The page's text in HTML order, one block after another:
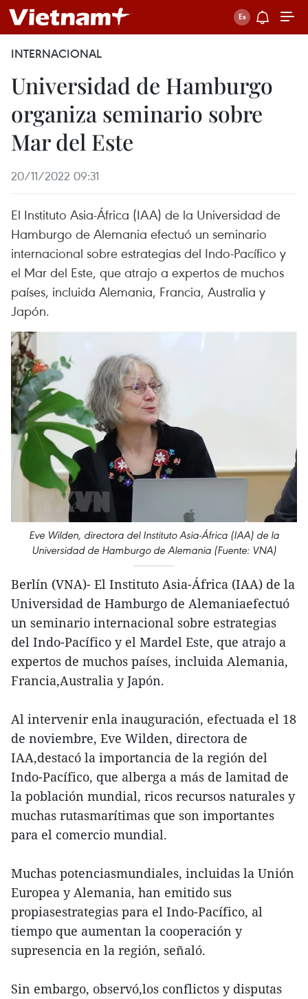
INTERNACIONAL
Universidad de Hamburgo
organiza seminario sobre
Mar del Este
20/11/2022 09:31
El Instituto Asia-África (IAA) de la Universidad de
Hamburgo de Alemania efectuó un seminario
internacional sobre estrategias del Indo-Pacífico y
el Mar del Este, que atrajo a expertos de muchos
países, incluida Alemania, Francia, Australia y
Japón.
Eve Wilden, directora del Instituto Asia-África (IAA) de la
Universidad de Hamburgo de Alemania (Fuente: VNA)
Berlín (VNA)- El Instituto Asia-África (IAA) de la
Universidad de Hamburgo de Alemaniaefectuó
un seminario internacional sobre estrategias
del Indo-Pacífico y el Mardel Este, que atrajo a
expertos de muchos países, incluida Alemania,
Francia,Australia y Japón.
Al intervenir enla inauguración, efectuada el 18
de noviembre, Eve Wilden, directora de
IAA,destacó la importancia de la región del
Indo-Pacífico, que alberga a más de lamitad de
la población mundial, ricos recursos naturales y
muchas rutasmarítimas que son importantes
para el comercio mundial.
Muchas potenciasmundiales, incluidas la Unión
Europea y Alemania, han emitido sus
propiasestrategias para el Indo-Pacífico, al
tiempo que aumentan la cooperación y
supresencia en la región, señaló.
Sin embargo, observó,los conflictos y disputas